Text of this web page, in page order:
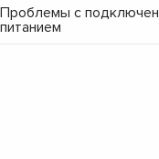
Проблемы с
питанием